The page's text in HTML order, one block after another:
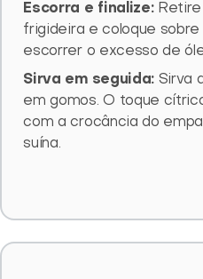
Escorra e finalize:Retire
frigideira e coloque
escorrer o excesso de
Sirva em seguida:Sirva
em gomos. O toque
com a crocância do
suína.